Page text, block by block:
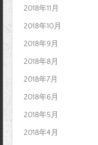
2018年11月
2018年10月
2018年9月
2018年8月
2018年7月
2018年6月
2018年5月
2018年4月